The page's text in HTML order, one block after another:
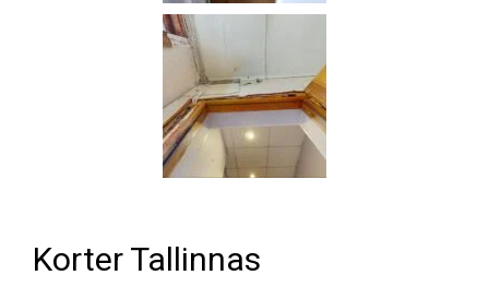
Korter Tallinnas